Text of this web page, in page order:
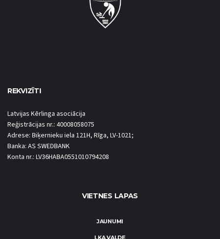
REKVIZĪTI
Latvijas Kērlinga asociācija
Reģistrācijas nr.: 40008058075
Adrese: Biķernieku iela 121H, Rīga, LV-1021;
Banka: AS SWEDBANK
Konta nr.: LV36HABA0551010794208
VIETNES LAPAS
JAUNUMI